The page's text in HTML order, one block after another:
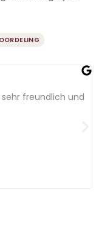
freundlich und